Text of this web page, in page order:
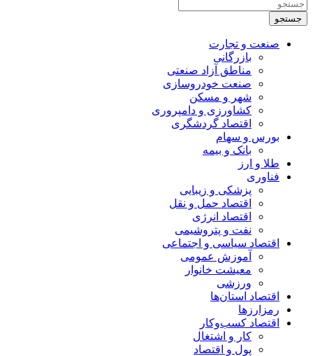
جستجو
صنعت و تجارت
بازرگانی
مناطق آزاد صنعتی
صنعت خودروسازی
شهر و مسکن
کشاورزی و دامپروری
اقتصاد گردشگری
بورس و سهام
بانک و بیمه
طلا و ارز
فناوری
پزشکی و زیبایی
اقتصاد حمل و نقل
اقتصاد انرژی
نفت و پتروشیمی
اقتصاد سیاسی و اجتماعی
آموزش عمومی
معیشت خانوار
ورزشی
اقتصاد استان‌ها
رمزارزها
اقتصاد کسب‌و‌کار
کار و اشتغال
پول و اقتصاد